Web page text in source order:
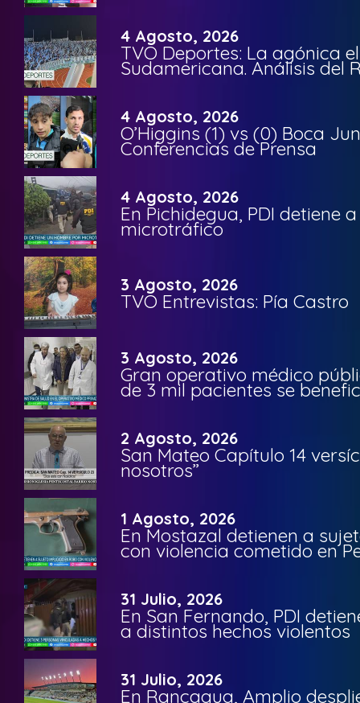
4 Agosto, 2026
TVO Deportes: La agónica
Sudamericana. Análisis del
4 Agosto, 2026
O’Higgins (1) vs (0) Boca
Conferencias de Prensa
4 Agosto, 2026
En Pichidegua, PDI detiene
microtráfico
3 Agosto, 2026
TVO Entrevistas: Pía Castro
3 Agosto, 2026
Gran operativo médico
de 3 mil pacientes se
2 Agosto, 2026
San Mateo Capítulo 14
nosotros”
1 Agosto, 2026
En Mostazal detienen a
con violencia cometido en
31 Julio, 2026
En San Fernando, PDI
a distintos hechos violentos
31 Julio, 2026
En Rancagua, Amplio